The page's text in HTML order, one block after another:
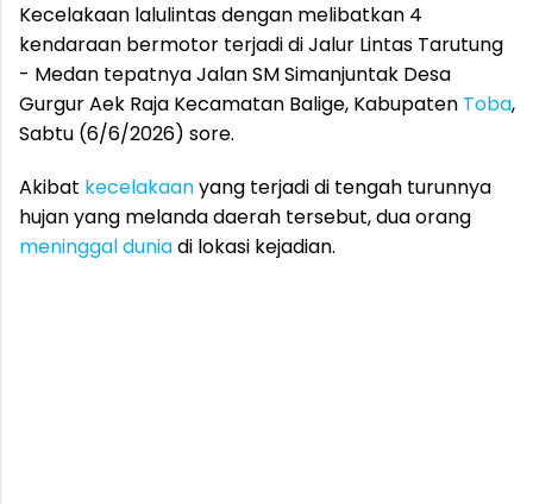
Kecelakaan lalulintas dengan melibatkan 4
kendaraan bermotor terjadi di Jalur Lintas Tarutung
- Medan tepatnya Jalan SM Simanjuntak Desa
Gurgur Aek Raja Kecamatan Balige, Kabupaten Toba,
Sabtu (6/6/2026) sore.
Akibat kecelakaanyang terjadi di tengah turunnya
hujan yang melanda daerah tersebut, dua orang
meninggal duniadi lokasi kejadian.